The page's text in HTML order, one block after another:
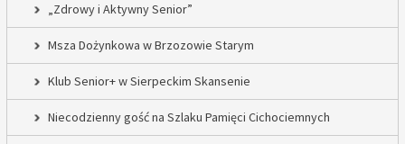
„Zdrowy i Aktywny Senior”
Msza Dożynkowa w Brzozowie Starym
Klub Senior+ w Sierpeckim Skansenie
Niecodzienny gość na Szlaku Pamięci Cichociemnych